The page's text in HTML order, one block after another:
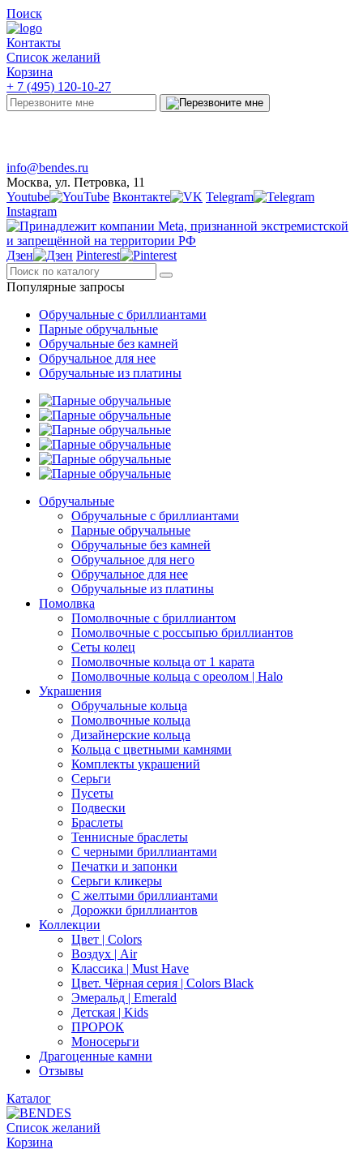
Поиск
Контакты
Список желаний
Корзина
+ 7 (495) 120-10-27
info@bendes.ru
Москва, ул. Петровка, 11
Youtube
Вконтакте
Telegram
Instagram
Дзен Pinterest
Популярные запросы
Обручальные с бриллиантами
Парные обручальные
Обручальные без камней
Обручальное для нее
Обручальные из платины
Обручальные
Обручальные с бриллиантами
Парные обручальные
Обручальные без камней
Обручальное для него
Обручальное для нее
Обручальные из платины
Помолвка
Помолвочные с бриллиантом
Помолвочные с россыпью бриллиантов
Сеты колец
Помолвочные кольца от 1 карата
Помолвочные кольца с ореолом | Halo
Украшения
Обручальные кольца
Помолвочные кольца
Дизайнерские кольца
Кольца с цветными камнями
Комплекты украшений
Серьги
Пусеты
Подвески
Браслеты
Теннисные браслеты
C черными бриллиантами
Печатки и запонки
Серьги кликеры
С желтыми бриллиантами
Дорожки бриллиантов
Коллекции
Цвет | Colors
Воздух | Air
Классика | Must Have
Цвет. Чёрная серия | Colors Black
Эмеральд | Emerald
Детская | Kids
ПРОРОК
Моносерьги
Драгоценные камни
Отзывы
Каталог
Список желаний
Корзина